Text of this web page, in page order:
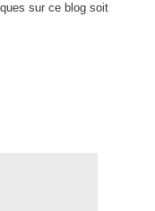
sur ce blog soit